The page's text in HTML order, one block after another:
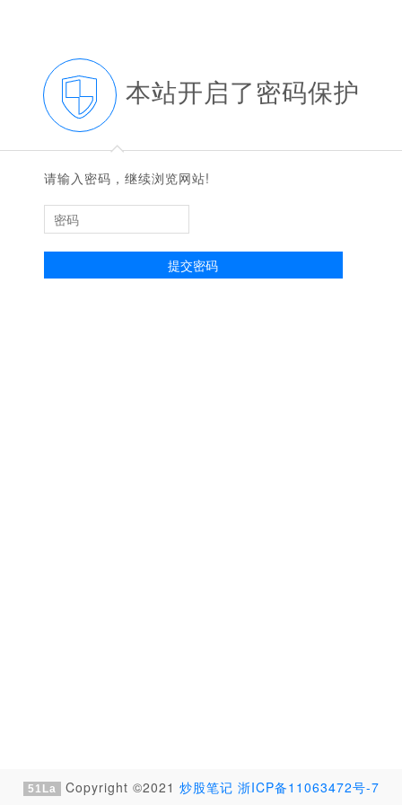
本站开启了密码保护
◆
◆
请输入密码，继续浏览网站!
提交密码
51La Copyright ©2021 炒股笔记 浙ICP备11063472号-7